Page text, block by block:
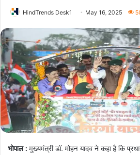
HindTrends Desk1 May 16, 2025
भोपाल :मुख्यमंत्री डॉ. मोहन यादव ने कहा है कि